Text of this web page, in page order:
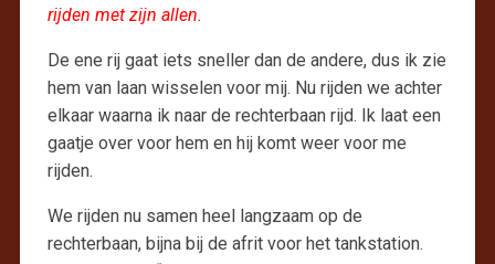
rijden met zijn allen.
De ene rij gaat iets sneller dan de andere, dus ik zie
hem van laan wisselen voor mij. Nu rijden we achter
elkaar waarna ik naar de rechterbaan rijd. Ik laat een
gaatje over voor hem en hij komt weer voor me
rijden.
We rijden nu samen heel langzaam op de
rechterbaan, bijna bij de afrit voor het tankstation.